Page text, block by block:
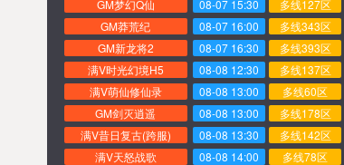
GM梦幻Q仙
08-07 15:30
多线127区
GM莽荒纪
08-07 16:00
多线343区
GM新龙将2
08-07 16:30
多线393区
满V时光幻境H5
08-08 12:30
多线137区
满V萌仙修仙录
08-08 13:00
多线60区
GM剑灭逍遥
08-08 13:00
多线178区
满V昔日复古(跨服)
08-08 13:30
多线142区
满V天怒战歌
08-08 14:00
多线78区